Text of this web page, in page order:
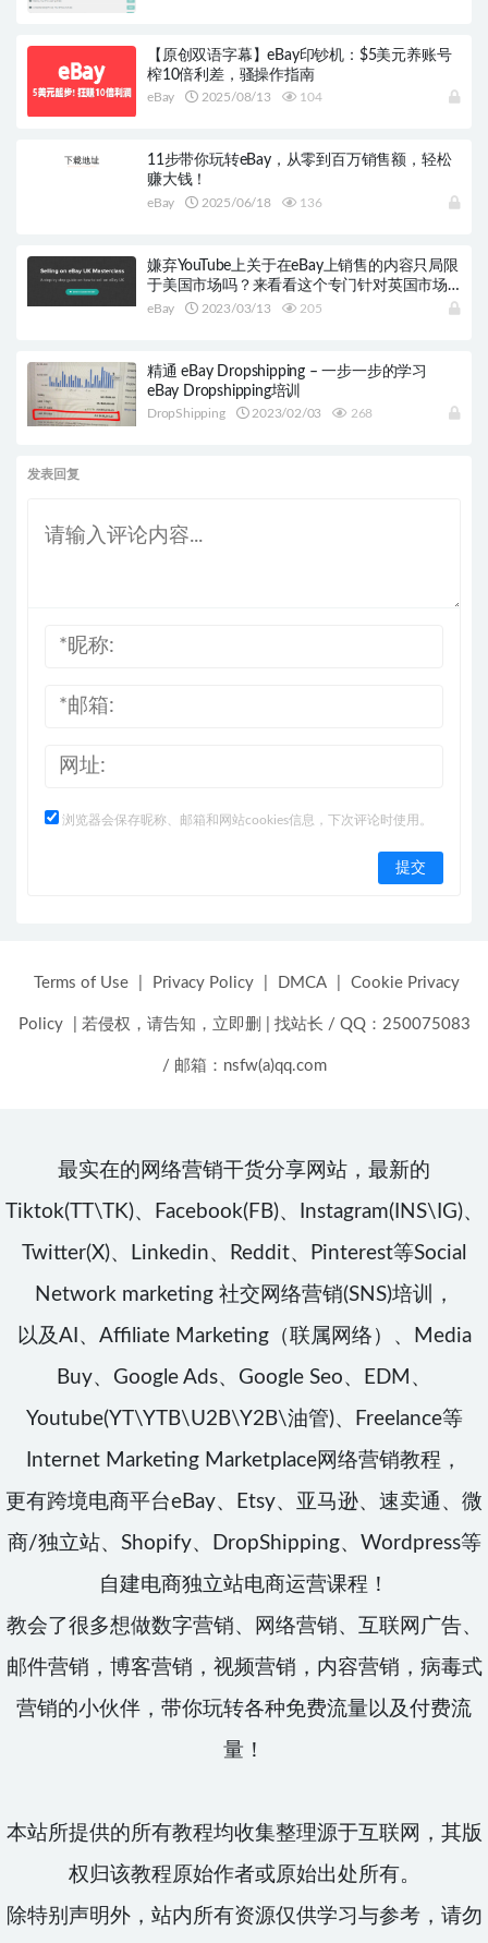
【原创双语字幕】eBay印钞机：$5美元养账号
榨10倍利差，骚操作指南
eBay 2025/08/13 104
11步带你玩转eBay，从零到百万销售额，轻松
赚大钱！
eBay 2025/06/18 136
嫌弃YouTube上关于在eBay上销售的内容只局限
于美国市场吗？来看看这个专门针对英国市场
的eBay销售大师课程吧！
eBay 2023/03/13 205
精通 eBay Dropshipping – 一步一步的学习
eBay Dropshipping培训
DropShipping 2023/02/03 268
发表回复
浏览器会保存昵称、邮箱和网站cookies信息，下次评论时使用。
Terms of Use Privacy Policy DMCA Cookie Privacy
Policy 若侵权，请告知，立即删 找站长 / QQ：250075083
/ 邮箱：nsfw(a)qq.com
最实在的网络营销干货分享网站，最新的
Tiktok(TT\TK)、Facebook(FB)、Instagram(INS\IG)、
Twitter(X)、Linkedin、Reddit、Pinterest等Social
Network marketing 社交网络营销(SNS)培训，
以及AI、Affiliate Marketing（联属网络）、Media
Buy、Google Ads、Google Seo、EDM、
Youtube(YT\YTB\U2B\Y2B\油管)、Freelance等
Internet Marketing Marketplace网络营销教程，
更有跨境电商平台eBay、Etsy、亚马逊、速卖通、微
商/独立站、Shopify、DropShipping、Wordpress等
自建电商独立站电商运营课程！
教会了很多想做数字营销、网络营销、互联网广告、
邮件营销，博客营销，视频营销，内容营销，病毒式
营销的小伙伴，带你玩转各种免费流量以及付费流
量！
本站所提供的所有教程均收集整理源于互联网，其版
权归该教程原始作者或原始出处所有。
除特别声明外，站内所有资源仅供学习与参考，请勿